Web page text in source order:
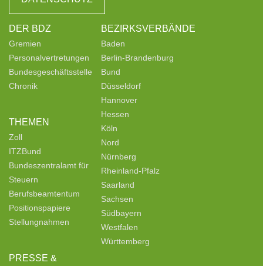
DER BDZ
Gremien
Personalvertretungen
Bundesgeschäftsstelle
Chronik
THEMEN
Zoll
ITZBund
Bundeszentralamt für
Steuern
Berufsbeamtentum
Positionspapiere
Stellungnahmen
PRESSE &
BEZIRKSVERBÄNDE
Baden
Berlin-Brandenburg
Bund
Düsseldorf
Hannover
Hessen
Köln
Nord
Nürnberg
Rheinland-Pfalz
Saarland
Sachsen
Südbayern
Westfalen
Württemberg